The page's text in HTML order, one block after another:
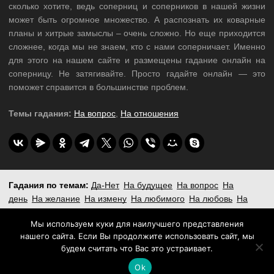
сколько хотите, ведь соперниц и соперников в нашей жизни
может быть огромное множество. А распознать их коварные
планы и хитрые замыслы – очень сложно. Но еще приходится
сложнее, когда мы не знаем, кто с нами соперничает. Именно
для этого на нашем сайте и размещены гадание онлайн на
соперницу. Не затягивайте. Просто гадайте онлайн — это
поможет справится в большинстве проблем.
Темы гадания: На вопрос На отношения
Гадания по темам: Да-Нет На будущее На вопрос На
день На желание На измену На любимого На любовь На
суженого
Новый Год и Рождество Пасьянсы
Copyright © 2019 - 2026, - бесплатные онлайн гадания.
Мы используем куки для наилучшего представления
нашего сайта. Если Вы продолжите использовать сайт, мы
будем считать что Вас это устраивает.
Ok